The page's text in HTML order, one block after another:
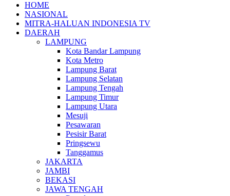
HOME
NASIONAL
MITRA-HALUAN INDONESIA TV
DAERAH
LAMPUNG
Kota Bandar Lampung
Kota Metro
Lampung Barat
Lampung Selatan
Lampung Tengah
Lampung Timur
Lampung Utara
Mesuji
Pesawaran
Pesisir Barat
Pringsewu
Tanggamus
JAKARTA
JAMBI
BEKASI
JAWA TENGAH